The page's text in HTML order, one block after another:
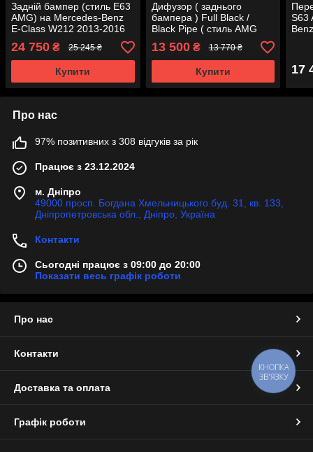
Задній бампер (стиль E63
AMG) на Mercedes-Benz
E-Class W212 2013-2016
року
24 750 ₴ 25 245 ₴
Купити
Дифузор ( заднього
бампера ) Full Black /
Black Pipe ( стиль AMG
E63 ) на мерседес E-клас
W212 2013-2016 року
13 500₴ 13 770 ₴
Купити
S63
17
Про нас
97% позитивних з 308 відгуків за рік
Працює з 23.12.2024
м. Дніпро
49000 просп. Богдана Хмельницького буд. 31, кв. 133,
Дніпропетровська обл., Дніпро, Україна
Контакти
Сьогодні працює з 09:00 до 20:00
Показати весь графік роботи
Про нас
Контакти
Доставка та оплата
Графік роботи
КНОПКА
ЗВ'ЯЗКУ